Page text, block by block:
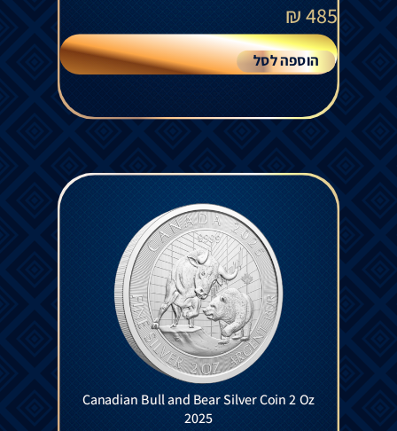
485
₪
הוספה לסל
Canadian Bull and Bear Silver Coin 2 Oz
2025